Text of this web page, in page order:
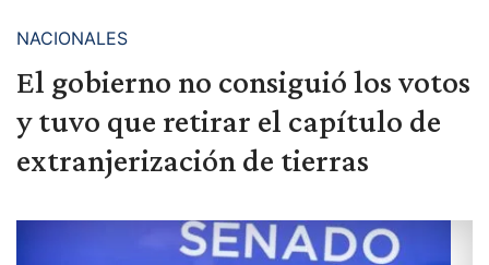
NACIONALES
El gobierno no consiguió los votos
y tuvo que retirar el capítulo de
extranjerización de tierras